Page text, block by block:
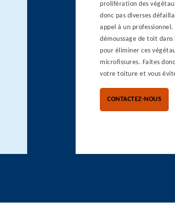
prolifération des
donc pas diverses
appel à un
démoussage de toit
pour éliminer ces
microfissures. Faites
votre toiture et vous
CONTACTEZ-NOUS